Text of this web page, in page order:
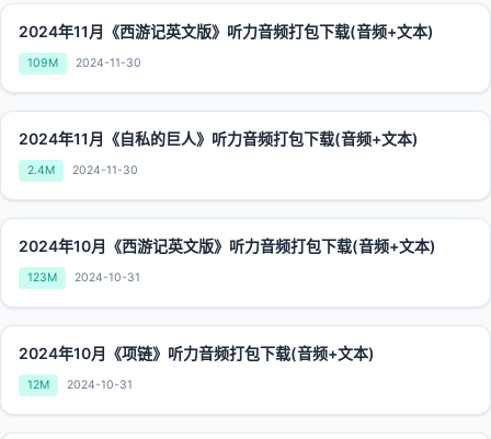
2024年11月《西游记英文版》听力音频打包下载(音频+文本)
109M 2024-11-30
2024年11月《自私的巨人》听力音频打包下载(音频+文本)
2.4M 2024-11-30
2024年10月《西游记英文版》听力音频打包下载(音频+文本)
123M 2024-10-31
2024年10月《项链》听力音频打包下载(音频+文本)
12M 2024-10-31